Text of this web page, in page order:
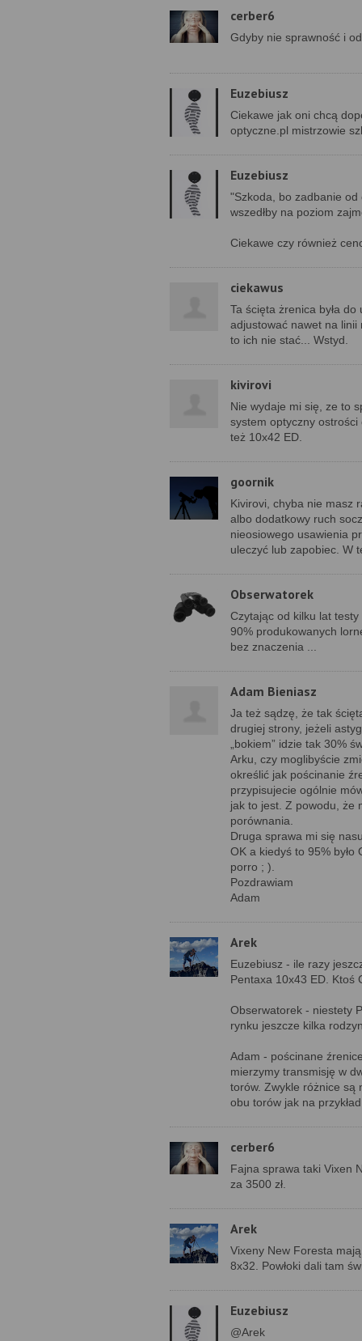
cerber6
Gdyby nie sprawność i
Euzebiusz
Ciekawe jak oni chcą
optyczne.pl mistrzowie
Euzebiusz
"Szkoda, bo zadbanie od
wszedłby na poziom
Ciekawe czy również
ciekawus
Ta ścięta żrenica była
adjustować nawet na linii
to ich nie stać... Wstyd.
kivirovi
Nie wydaje mi się, ze to
system optyczny
też 10x42 ED.
goornik
Kivirovi, chyba nie masz
albo dodatkowy ruch
nieosiowego usawienia
uleczyć lub zapobiec. W
Obserwatorek
Czytając od kilku lat
90% produkowanych
bez znaczenia ...
Adam Bieniasz
Ja też sądzę, że tak
drugiej strony, jeżeli
„bokiem” idzie tak 30%
Arku, czy moglibyście
określić jak pościnanie
przypisujecie ogólnie
jak to jest. Z powodu, że
porównania.
Druga sprawa mi się
OK a kiedyś to 95% było
porro ; ).
Pozdrawiam
Adam
Arek
Euzebiusz - ile razy
Pentaxa 10x43 ED. Ktoś
Obserwatorek - niestety
rynku jeszcze kilka
Adam - pościnane
mierzymy transmisję w
torów. Zwykle różnice są
obu torów jak na
cerber6
Fajna sprawa taki Vixen
za 3500 zł.
Arek
Vixeny New Foresta
8x32. Powłoki dali tam
Euzebiusz
@Arek